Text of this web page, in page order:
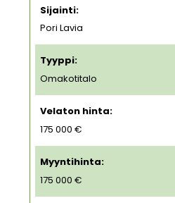
Sijainti:
Pori Lavia
Tyyppi:
Omakotitalo
Velaton hinta:
175 000 €
Myyntihinta:
175 000 €